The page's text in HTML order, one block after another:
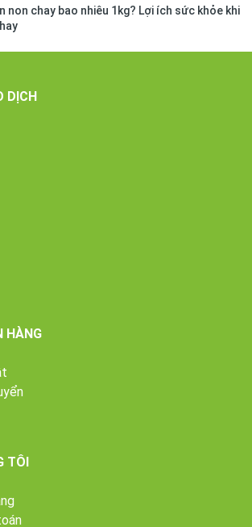
non chay bao nhiêu 1kg? Lợi ích sức khỏe khi
DỊCH
HÀNG
TÔI